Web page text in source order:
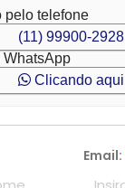
pelo telefone
(11) 99900-2928
WhatsApp
Clicando aqui
Email: